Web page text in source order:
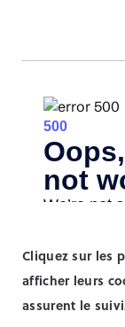
Cliquez sur les
afficher leurs
assurent le